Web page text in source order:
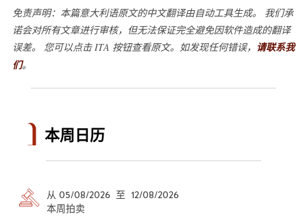
免责声明：本篇意大利语原文的中文翻译由自动工具生成。 我们承
诺会对所有文章进行审核，但无法保证完全避免因软件造成的翻译
误差。 您可以点击 ITA 按钮查看原文。如发现任何错误， 请联系我
们。
本周日历
从 05/08/2026 至 12/08/2026
本周拍卖